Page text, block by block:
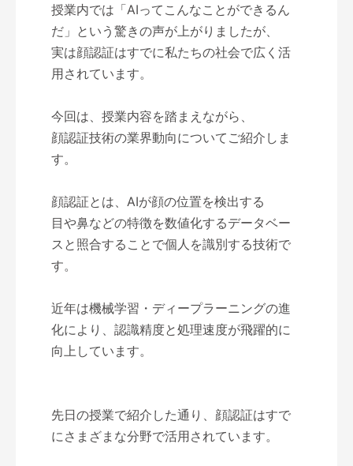
授業内では「AIってこんなことができるん
だ」という驚きの声が上がりましたが、
実は顔認証はすでに私たちの社会で広く活
用されています。
今回は、授業内容を踏まえながら、
顔認証技術の業界動向についてご紹介しま
す。
顔認証とは、AIが顔の位置を検出する
目や鼻などの特徴を数値化するデータベー
スと照合することで個人を識別する技術で
す。
近年は機械学習・ディープラーニングの進
化により、認識精度と処理速度が飛躍的に
向上しています。
先日の授業で紹介した通り、顔認証はすで
にさまざまな分野で活用されています。